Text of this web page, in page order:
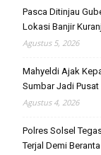
Pasca Ditinjau
Lokasi Banjir
Agustus 5, 2026
Mahyeldi Ajak
Sumbar Jadi
Agustus 4, 2026
Polres Solsel
Terjal Demi